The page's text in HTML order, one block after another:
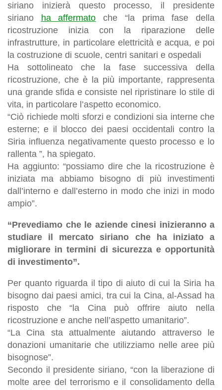
siriano inizierà questo processo, il presidente
siriano
ha affermato che “la prima fase della
ricostruzione inizia con la riparazione delle
infrastrutture, in particolare elettricità e acqua, e poi
la costruzione di scuole, centri sanitari e ospedali
Ha sottolineato che la fase successiva della
ricostruzione, che è la più importante, rappresenta
una grande sfida e consiste nel ripristinare lo stile di
vita, in particolare l’aspetto economico.
“Ciò richiede molti sforzi e condizioni sia interne che
esterne; e il blocco dei paesi occidentali contro la
Siria influenza negativamente questo processo e lo
rallenta ”, ha spiegato.
Ha aggiunto: “possiamo dire che la ricostruzione è
iniziata ma abbiamo bisogno di più investimenti
dall’interno e dall’esterno in modo che inizi in modo
ampio”.
“Prevediamo che le aziende cinesi inizieranno a
studiare il mercato siriano che ha iniziato a
migliorare in termini di sicurezza e opportunità
di investimento”.
Per quanto riguarda il tipo di aiuto di cui la Siria ha
bisogno dai paesi amici, tra cui la Cina, al-Assad ha
risposto che “la Cina può offrire aiuto nella
ricostruzione e anche nell’aspetto umanitario”.
“La Cina sta attualmente aiutando attraverso le
donazioni umanitarie che utilizziamo nelle aree più
bisognose”.
Secondo il presidente siriano, “con la liberazione di
molte aree del terrorismo e il consolidamento della